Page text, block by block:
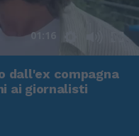
01:16
dall'ex compagna
ai giornalisti